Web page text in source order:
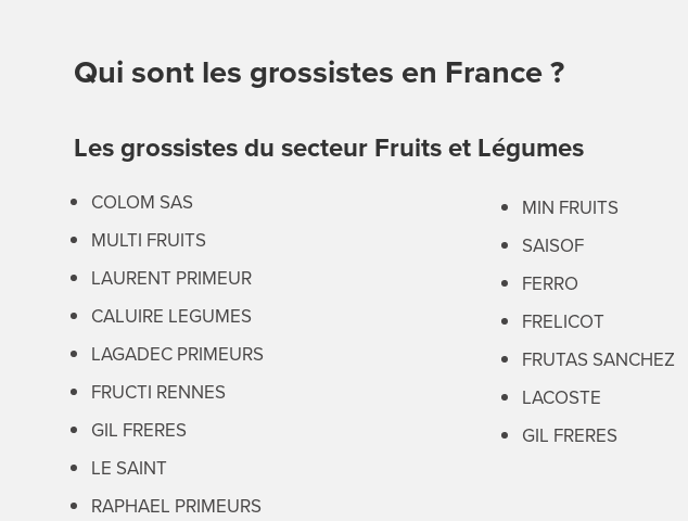
Qui sont les grossistes en France ?
Les grossistes du secteur Fruits et Légumes
COLOM SAS
MULTI FRUITS
LAURENT PRIMEUR
CALUIRE LEGUMES
LAGADEC PRIMEURS
FRUCTI RENNES
GIL FRERES
LE SAINT
RAPHAEL PRIMEURS
MIN FRUITS
SAISOF
FERRO
FRELICOT
FRUTAS SANCHEZ
LACOSTE
GIL FRERES